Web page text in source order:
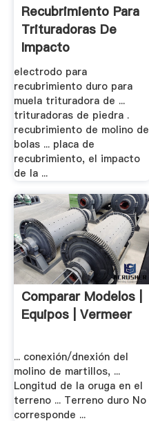
Recubrimiento Para
Trituradoras De
Impacto
electrodo para
recubrimiento duro para
muela trituradora de ...
trituradoras de piedra .
recubrimiento de molino de
bolas ... placa de
recubrimiento, el impacto
de la ...
Comparar Modelos |
Equipos | Vermeer
... conexión/dnexión del
molino de martillos, ...
Longitud de la oruga en el
terreno ... Terreno duro No
corresponde ...